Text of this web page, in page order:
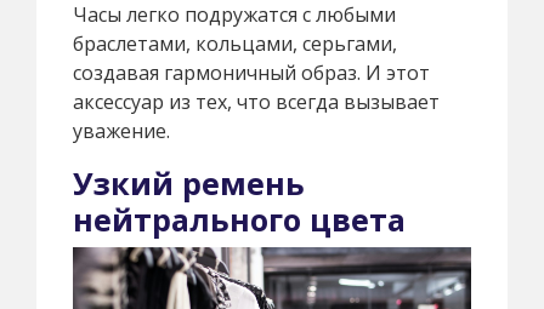
Часы легко подружатся с любыми
браслетами, кольцами, серьгами,
создавая гармоничный образ. И этот
аксессуар из тех, что всегда вызывает
уважение.
Узкий ремень
нейтрального цвета